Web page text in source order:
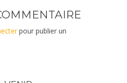
pour publier un